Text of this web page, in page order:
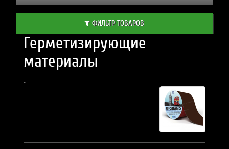
ФИЛЬТР ТОВАРОВ
Герметизирующие
материалы
..